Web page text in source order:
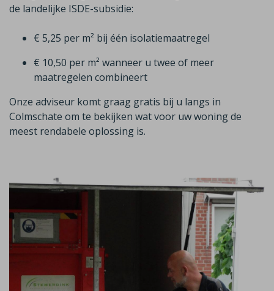
de landelijke ISDE-subsidie:
€ 5,25 per m² bij één isolatiemaatregel
€ 10,50 per m² wanneer u twee of meer
maatregelen combineert
Onze adviseur komt graag gratis bij u langs in
Colmschate om te bekijken wat voor uw woning de
meest rendabele oplossing is.